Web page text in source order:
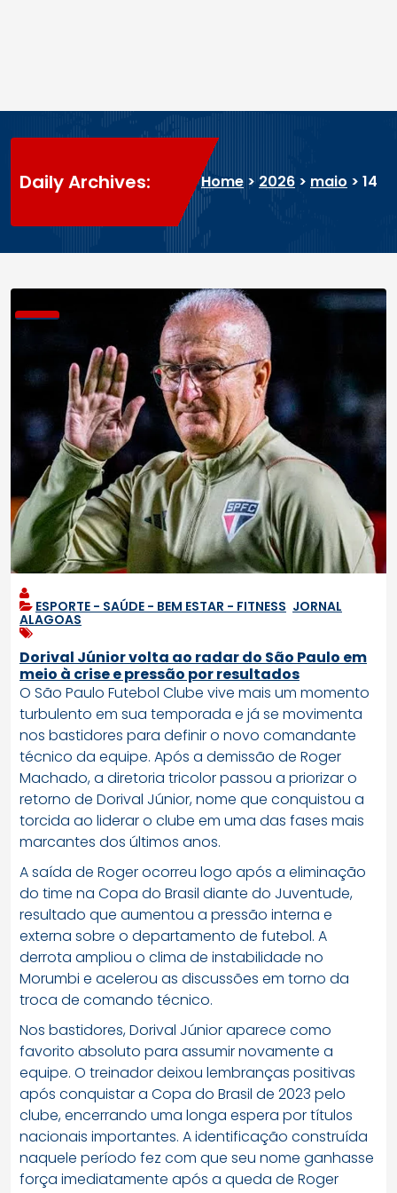
Daily Archives: Home >2026 > maio > 14
ESPORTE - SAÚDE - BEM ESTAR - FITNESS JORNAL
ALAGOAS
Dorival Júnior volta ao radar do São Paulo em
meio à crise e pressão por resultados
O São Paulo Futebol Clube vive mais um momento
turbulento em sua temporada e já se movimenta
nos bastidores para definir o novo comandante
técnico da equipe. Após a demissão de Roger
Machado, a diretoria tricolor passou a priorizar o
retorno de Dorival Júnior, nome que conquistou a
torcida ao liderar o clube em uma das fases mais
marcantes dos últimos anos.
A saída de Roger ocorreu logo após a eliminação
do time na Copa do Brasil diante do Juventude,
resultado que aumentou a pressão interna e
externa sobre o departamento de futebol. A
derrota ampliou o clima de instabilidade no
Morumbi e acelerou as discussões em torno da
troca de comando técnico.
Nos bastidores, Dorival Júnior aparece como
favorito absoluto para assumir novamente a
equipe. O treinador deixou lembranças positivas
após conquistar a Copa do Brasil de 2023 pelo
clube, encerrando uma longa espera por títulos
nacionais importantes. A identificação construída
naquele período fez com que seu nome ganhasse
força imediatamente após a queda de Roger